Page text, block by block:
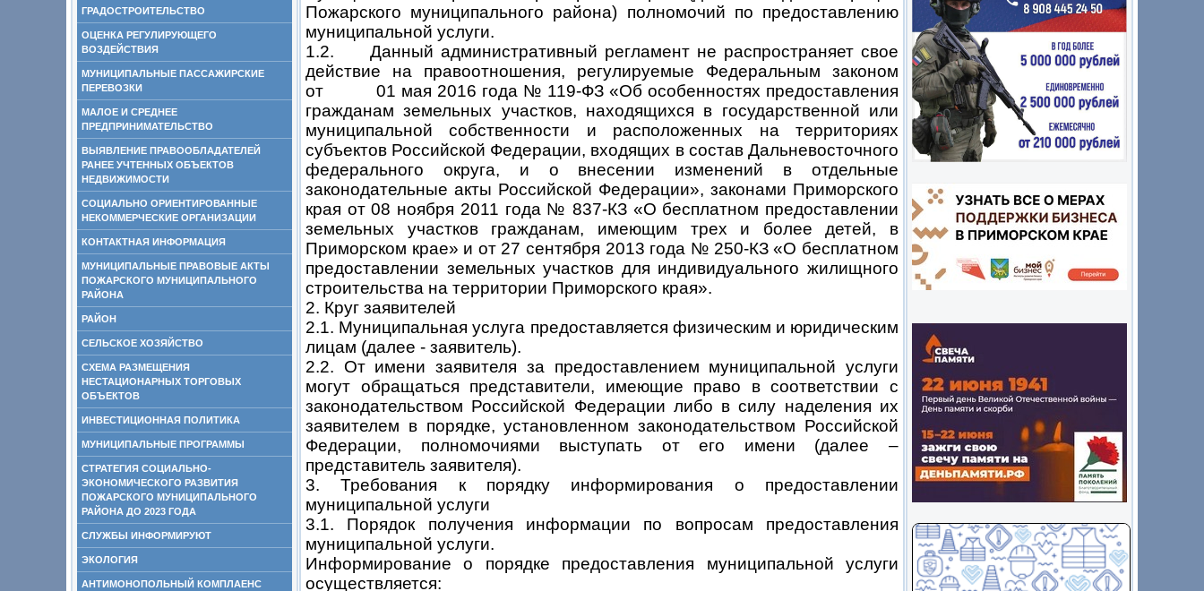
ГРАДОСТРОИТЕЛЬСТВО
ОЦЕНКА РЕГУЛИРУЮЩЕГО
ВОЗДЕЙСТВИЯ
МУНИЦИПАЛЬНЫЕ ПАССАЖИРСКИЕ
ПЕРЕВОЗКИ
МАЛОЕ И СРЕДНЕЕ
ПРЕДПРИНИМАТЕЛЬСТВО
ВЫЯВЛЕНИЕ ПРАВООБЛАДАТЕЛЕЙ
РАНЕЕ УЧТЕННЫХ ОБЪЕКТОВ
НЕДВИЖИМОСТИ
СОЦИАЛЬНО ОРИЕНТИРОВАННЫЕ
НЕКОММЕРЧЕСКИЕ ОРГАНИЗАЦИИ
КОНТАКТНАЯ ИНФОРМАЦИЯ
МУНИЦИПАЛЬНЫЕ ПРАВОВЫЕ АКТЫ
ПОЖАРСКОГО МУНИЦИПАЛЬНОГО
РАЙОНА
РАЙОН
СЕЛЬСКОЕ ХОЗЯЙСТВО
СХЕМА РАЗМЕЩЕНИЯ
НЕСТАЦИОНАРНЫХ ТОРГОВЫХ
ОБЪЕКТОВ
ИНВЕСТИЦИОННАЯ ПОЛИТИКА
МУНИЦИПАЛЬНЫЕ ПРОГРАММЫ
СТРАТЕГИЯ СОЦИАЛЬНО-
ЭКОНОМИЧЕСКОГО РАЗВИТИЯ
ПОЖАРСКОГО МУНИЦИПАЛЬНОГО
РАЙОНА ДО 2023 ГОДА
СЛУЖБЫ ИНФОРМИРУЮТ
ЭКОЛОГИЯ
АНТИМОНОПОЛЬНЫЙ КОМПЛАЕНС
Пожарского муниципального района) полномочий по предоставлению
муниципальной услуги.
1.2. Данный административный регламент не распространяет свое
действие на правоотношения, регулируемые Федеральным законом
от 01 мая 2016 года № 119-ФЗ «Об особенностях предоставления
гражданам земельных участков, находящихся в государственной или
муниципальной собственности и расположенных на территориях
субъектов Российской Федерации, входящих в состав Дальневосточного
федерального округа, и о внесении изменений в отдельные
законодательные акты Российской Федерации», законами Приморского
края от 08 ноября 2011 года № 837-КЗ «О бесплатном предоставлении
земельных участков гражданам, имеющим трех и более детей, в
Приморском крае» и от 27 сентября 2013 года № 250-КЗ «О бесплатном
предоставлении земельных участков для индивидуального жилищного
строительства на территории Приморского края».
2. Круг заявителей
2.1. Муниципальная услуга предоставляется физическим и юридическим
лицам (далее - заявитель).
2.2. От имени заявителя за предоставлением муниципальной услуги
могут обращаться представители, имеющие право в соответствии с
законодательством Российской Федерации либо в силу наделения их
заявителем в порядке, установленном законодательством Российской
Федерации, полномочиями выступать от его имени (далее –
представитель заявителя).
3. Требования к порядку информирования о предоставлении
муниципальной услуги
3.1. Порядок получения информации по вопросам предоставления
муниципальной услуги.
Информирование о порядке предоставления муниципальной услуги
осуществляется: